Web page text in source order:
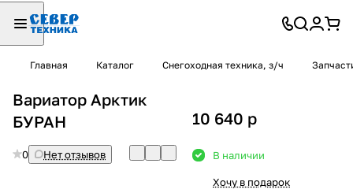
Главная Каталог Снегоходная техника, з/ч
Вариатор Арктик
БУРАН
0 Нет отзывов
10 640 p
В наличии
Хочу в подарок